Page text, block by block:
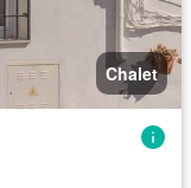
Chalet